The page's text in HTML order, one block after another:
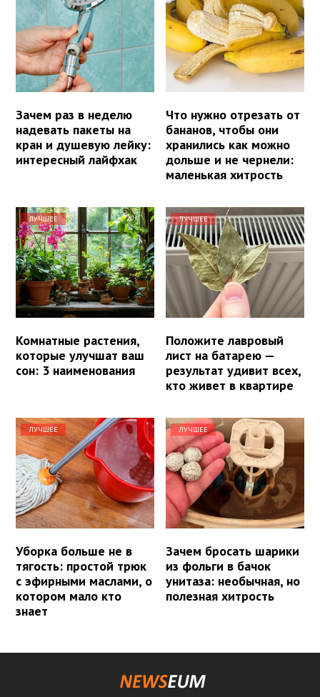
Зачем раз в неделю
надевать пакеты на
кран и душевую лейку:
интересный лайфхак
Что нужно отрезать от
бананов, чтобы они
хранились как можно
дольше и не чернели:
маленькая хитрость
ЛУЧШЕЕ
Комнатные растения,
которые улучшат ваш
сон: 3 наименования
ЛУЧШЕЕ
Положите лавровый
лист на батарею —
результат удивит всех,
кто живет в квартире
ЛУЧШЕЕ
Уборка больше не в
тягость: простой трюк
с эфирными маслами, о
котором мало кто
знает
ЛУЧШЕЕ
Зачем бросать шарики
из фольги в бачок
унитаза: необычная, но
полезная хитрость